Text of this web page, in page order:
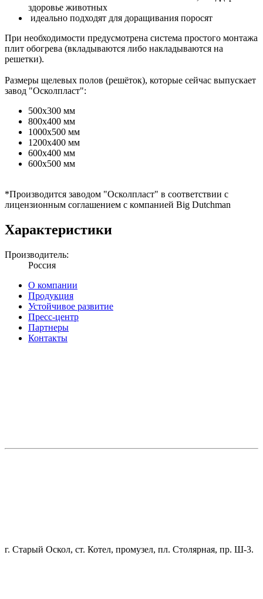
здоровье животных
идеально подходят для доращивания поросят
При необходимости предусмотрена система простого монтажа
плит обогрева (вкладываются либо накладываются на
решетки).
Размеры щелевых полов (решёток), которые сейчас выпускает
завод "Осколпласт":
500х300 мм
800х400 мм
1000х500 мм
1200х400 мм
600х400 мм
600х500 мм
*Производится заводом "Осколпласт" в соответствии с
лицензионным соглашением с компанией Вig Dutchman
Характеристики
Производитель:
Россия
О компании
Продукция
Устойчивое развитие
Пресс-центр
Партнеры
Контакты
г. Старый Оскол, ст. Котел, промузел, пл. Столярная, пр. Ш-3.